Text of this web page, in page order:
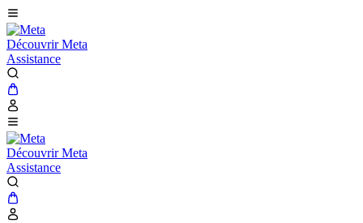
Découvrir Meta
Assistance
Découvrir Meta
Assistance